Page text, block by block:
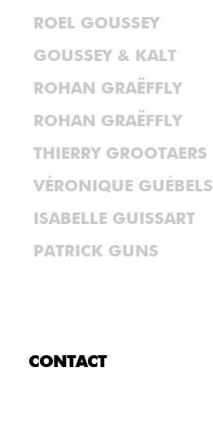
ROEL GOUSSEY
GOUSSEY & KALT
ROHAN GRAËFFLY
ROHAN GRAËFFLY
THIERRY GROOTAERS
VÉRONIQUE GUÉBELS
ISABELLE GUISSART
PATRICK GUNS
CONTACT